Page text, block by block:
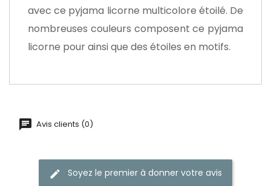
avec ce pyjama licorne multicolore étoilé. De
nombreuses couleurs composent ce pyjama
licorne pour ainsi que des étoiles en motifs.
Avis clients (0)
Soyez le premier à donner votre avis